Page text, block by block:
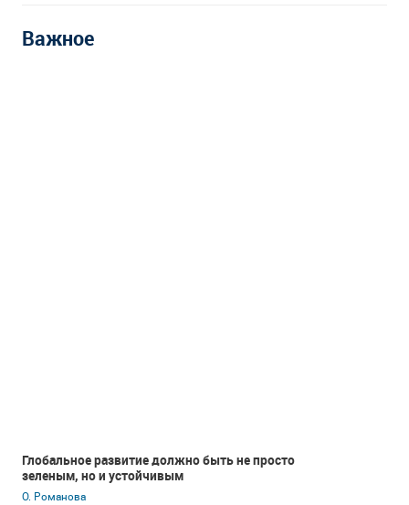
Важное
Глобальное развитие должно быть не просто
зеленым, но и устойчивым
О. Романова